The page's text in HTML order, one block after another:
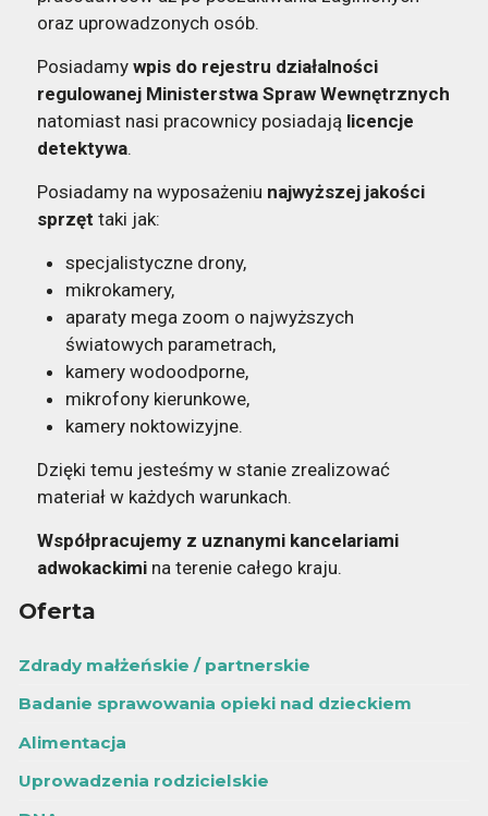
oraz uprowadzonych osób.
Posiadamy wpis do rejestru działalności
regulowanej Ministerstwa Spraw Wewnętrznych
natomiast nasi pracownicy posiadają licencje
detektywa.
Posiadamy na wyposażeniu najwyższej jakości
sprzęt taki jak:
specjalistyczne drony,
mikrokamery,
aparaty mega zoom o najwyższych
światowych parametrach,
kamery wodoodporne,
mikrofony kierunkowe,
kamery noktowizyjne.
Dzięki temu jesteśmy w stanie zrealizować
materiał w każdych warunkach.
Współpracujemy z uznanymi kancelariami
adwokackimi na terenie całego kraju.
Oferta
Zdrady małżeńskie / partnerskie
Badanie sprawowania opieki nad dzieckiem
Alimentacja
Uprowadzenia rodzicielskie